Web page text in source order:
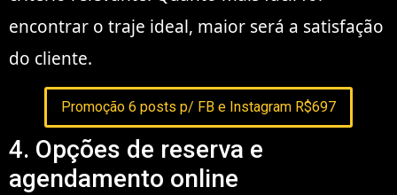
encontrar o traje ideal, maior será a satisfação
do cliente.
Promoção 6 posts p/ FB e Instagram R$697
4. Opções de reserva e
agendamento online